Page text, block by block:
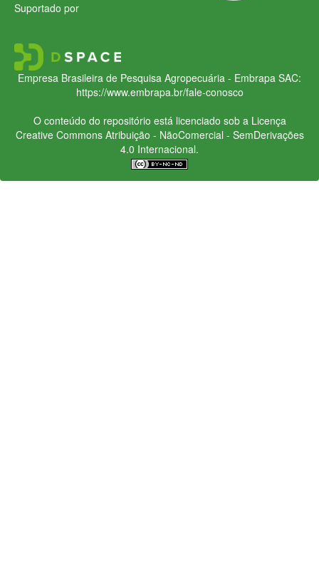
Suportado por
Empresa Brasileira de Pesquisa Agropecuária - Embrapa SAC:
https://www.embrapa.br/fale-conosco
O conteúdo do repositório está licenciado sob a Licença
Creative CommonsAtribuição - NãoComercial - SemDerivações
4.0 Internacional.